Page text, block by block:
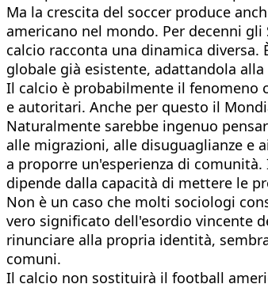
Ma la crescita del soccer produce
americano nel mondo. Per decenni
calcio racconta una dinamica
globale già esistente, adattandola
Il calcio è probabilmente il fenomeno
e autoritari. Anche per questo il
Naturalmente sarebbe ingenuo
alle migrazioni, alle disuguaglianze e
a proporre un'esperienza di
dipende dalla capacità di mettere le
Non è un caso che molti sociologi
vero significato dell'esordio vincente
rinunciare alla propria identità,
comuni.
Il calcio non sostituirà il football